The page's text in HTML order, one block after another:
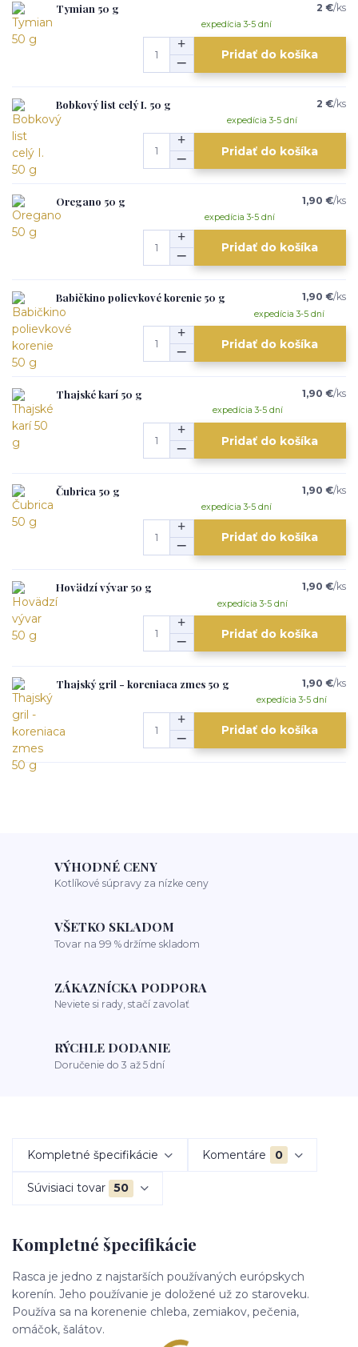
Tymian 50 g 2 €/ks
expedícia 3-5 dní
Pridať do košíka
Bobkový list celý I. 50 g 2 €/ks
expedícia 3-5 dní
Pridať do košíka
Oregano 50 g 1,90 €/ks
expedícia 3-5 dní
Pridať do košíka
Babičkino polievkové korenie 50 g 1,90 €/ks
expedícia 3-5 dní
Pridať do košíka
Thajské karí 50 g 1,90 €/ks
expedícia 3-5 dní
Pridať do košíka
Čubrica 50 g 1,90 €/ks
expedícia 3-5 dní
Pridať do košíka
Hovädzí vývar 50 g 1,90 €/ks
expedícia 3-5 dní
Pridať do košíka
Thajský gril - koreniaca zmes 50 g 1,90 €/ks
expedícia 3-5 dní
Pridať do košíka
VÝHODNÉ CENY
Kotlíkové súpravy za nízke ceny
VŠETKO SKLADOM
Tovar na 99 % držíme skladom
ZÁKAZNÍCKA PODPORA
Neviete si rady, stačí zavolať
RÝCHLE DODANIE
Doručenie do 3 až 5 dní
Kompletné špecifikácie Komentáre 0
Súvisiaci tovar 50
Kompletné špecifikácie
Rasca je jedno z najstarších používaných európskych
korenín. Jeho používanie je doložené už zo staroveku.
Používa sa na korenenie chleba, zemiakov, pečenia,
omáčok, šalátov.